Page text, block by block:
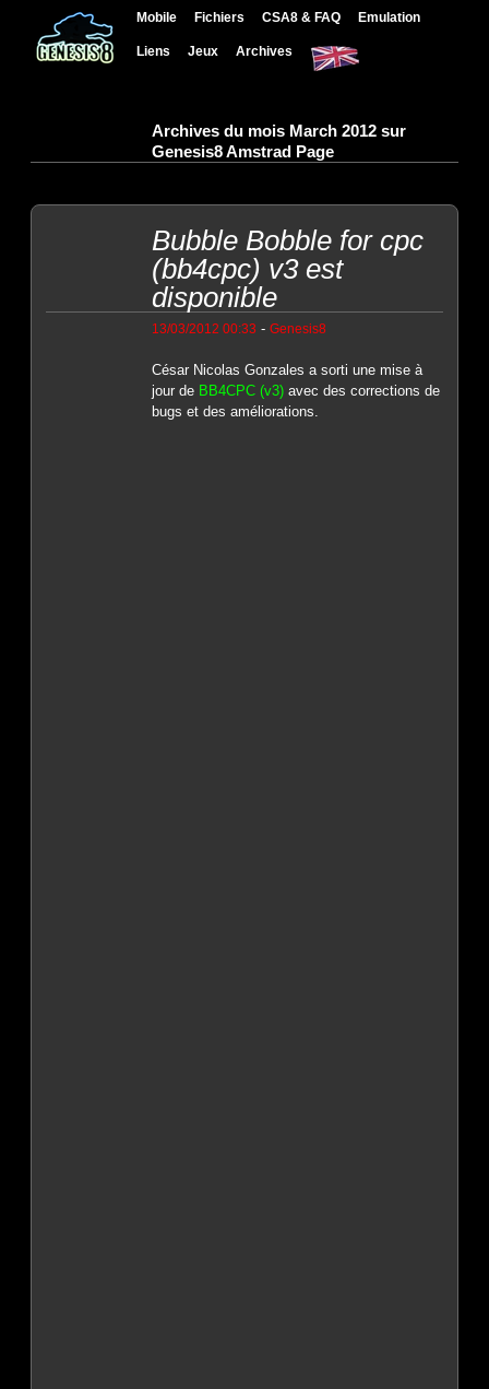
Mobile Fichiers CSA8 & FAQ Emulation
Liens Jeux Archives
Archives du mois March 2012 sur
Genesis8 Amstrad Page
Bubble Bobble for cpc
(bb4cpc) v3 est
disponible
13/03/2012 00:33 - Genesis8
César Nicolas Gonzales a sorti une mise à
jour de BB4CPC (v3)avec des corrections de
bugs et des améliorations.